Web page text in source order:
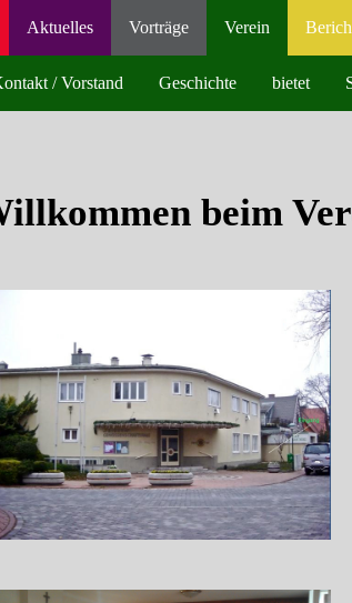
Aktuelles Vorträge Verein
/ Vorstand Geschichte bietet
beim